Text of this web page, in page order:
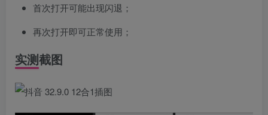
首次打开可能出现闪退；
再次打开即可正常使用；
实测截图